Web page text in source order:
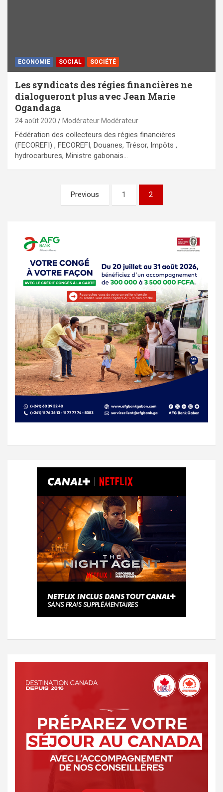
ECONOMIE SOCIAL SOCIÉTÉ
Les syndicats des régies financières ne
dialogueront plus avec Jean Marie
Ogandaga
24 août 2020 Modérateur Modérateur
Fédération des collecteurs des régies financières
(FECOREFI) , FECOREFI, Douanes, Trésor, Impôts ,
hydrocarbures, Ministre gabonais…
PaginationPrevious 1 2